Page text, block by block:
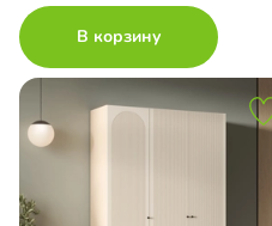
В корзину